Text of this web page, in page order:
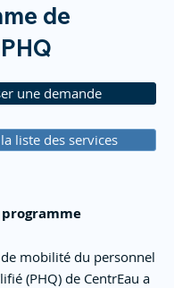
de
une demande
liste des services
mobilité du personnel
(PHQ) de CentrEau a